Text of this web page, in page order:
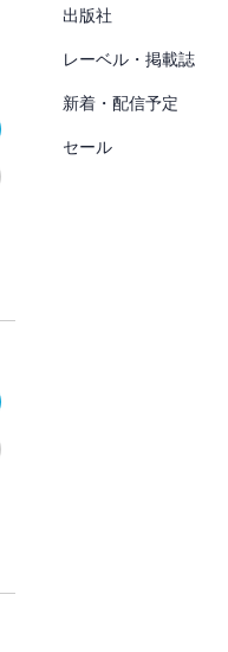
出版社
レーベル・掲載誌
新着・配信予定
セール